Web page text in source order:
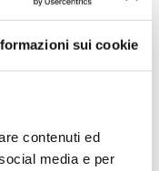
sui cookie
contenuti ed
media e per